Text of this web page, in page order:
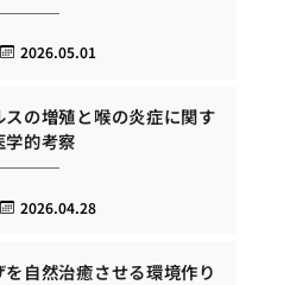
2026.05.01
スの増殖と喉の炎症に関す
学的考察
2026.04.28
自然治癒させる環境作り